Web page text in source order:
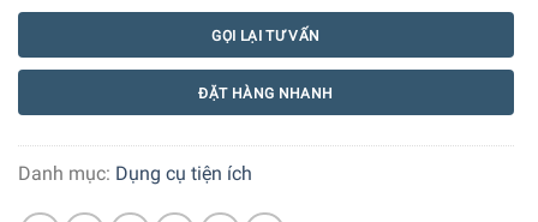
GỌI LẠI TƯ VẤN
ĐẶT HÀNG NHANH
Danh mục: Dụng cụ tiện ích